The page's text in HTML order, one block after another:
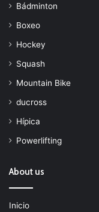
Bádminton
Boxeo
Hockey
Squash
Mountain Bike
ducross
Hípica
Powerlifting
About us
Inicio